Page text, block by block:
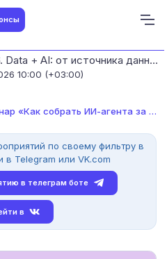
SmartData 2026. Data + AI: от источника данных до работающих моделей
10:00 (+03:00)
собрать ИИ-агента за 90 минут?» от онлайн-магист...
по своему фильтру в
Telegram или VK.com
в телеграм боте
в